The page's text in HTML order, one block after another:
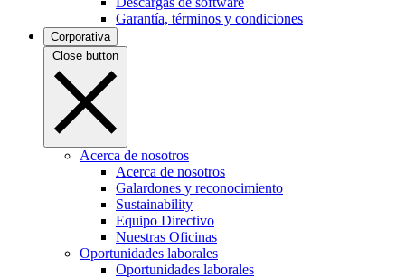
Garantía, términos y condiciones
Corporativa
Close button
Acerca de nosotros
Acerca de nosotros
Galardones y reconocimiento
Sustainability
Equipo Directivo
Nuestras Oficinas
Oportunidades laborales
Oportunidades laborales